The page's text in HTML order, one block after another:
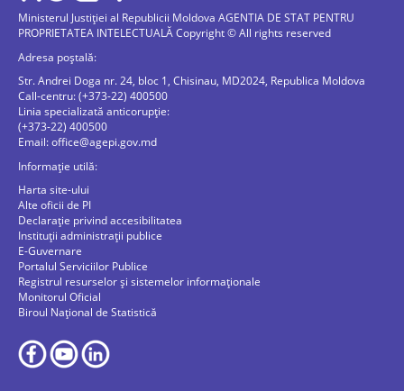
Ministerul Justiției al Republicii Moldova AGENTIA DE STAT PENTRU
PROPRIETATEA INTELECTUALĂ Copyright © All rights reserved
Adresa poștală:
Str. Andrei Doga nr. 24, bloc 1, Chisinau, MD2024, Republica Moldova
Call-centru: (+373-22) 400500
Linia specializată anticorupție:
(+373-22) 400500
Email:office@agepi.gov.md
Informație utilă:
Harta site-ului
Alte oficii de PI
Declarație privind accesibilitatea
Instituții administrații publice
E-Guvernare
Portalul Serviciilor Publice
Registrul resurselor și sistemelor informaționale
Monitorul Oficial
Biroul Naţional de Statistică